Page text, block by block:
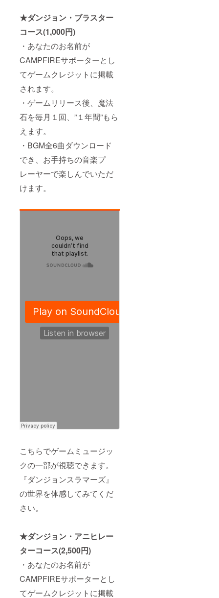
★ダンジョン・ブラスター
コース(1,000円)
・あなたのお名前が
CAMPFIREサポーターとし
てゲームクレジットに掲載
されます。
・ゲームリリース後、魔法
石を毎月１回、”１年間”もら
えます。
・BGM全6曲ダウンロード
でき、お手持ちの音楽プ
レーヤーで楽しんでいただ
けます。
こちらでゲームミュージッ
クの一部が視聴できます。
『ダンジョンスラマーズ』
の世界を体感してみてくだ
さい。
★ダンジョン・アニヒレー
ターコース(2,500円)
・あなたのお名前が
CAMPFIREサポーターとし
てゲームクレジットに掲載